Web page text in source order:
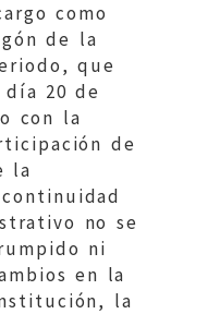
como
de la
que
20 de
con la
de
la
no se
ni
en la
la